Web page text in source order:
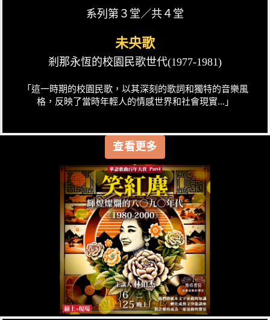
系列第３堂／共４堂
未央歌
剎那永恆的校園民歌世代(1977-1981)
「這一時期的校園民歌，以其深刻的歌詞和獨特的音樂風
格，反映了當時年輕人的情感世界和社會現實...」
查看更多